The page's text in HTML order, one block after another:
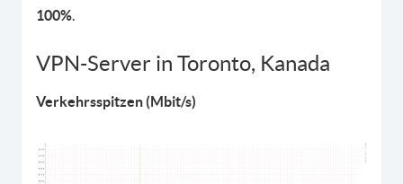
100%.
VPN-Server in Toronto, Kanada
Verkehrsspitzen (Mbit/s)